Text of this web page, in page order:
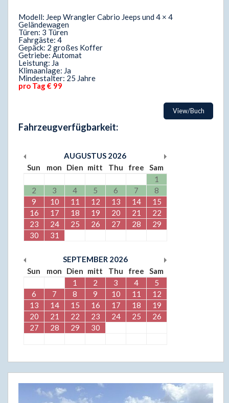
Modell: Jeep Wrangler Cabrio Jeeps und 4 × 4
Geländewagen
Türen: 3 Türen
Fahrgäste: 4
Gepäck: 2 großes Koffer
Getriebe: Automat
Leistung: Ja
Klimaanlage: Ja
Mindestalter: 25 Jahre
pro Tag € 99
View/Buch
Fahrzeugverfügbarkeit:
AUGUSTUS 2026
Sun
mon Dien mitt Thu free
Sam
1
2
3 4 5 6 7
8
9
10 11 12 13 14
15
16
17 18 19 20 21
22
23
24 25 26 27 28
29
30
31
SEPTEMBER 2026
Sun
mon Dien mitt Thu free
Sam
1
2 3 4
5
6
7 8 9 10 11
12
13
14 15 16 17 18
19
20
21 22 23 24 25
26
27
28 29 30